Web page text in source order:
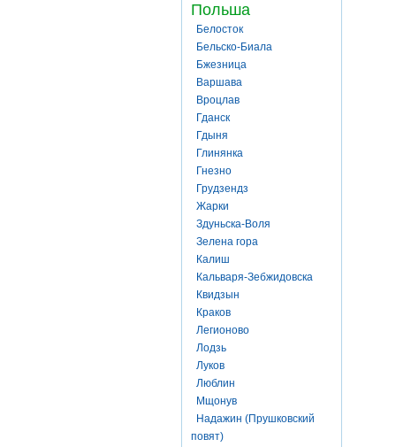
Польша
Белосток
Бельско-Биала
Бжезница
Варшава
Вроцлав
Гданск
Гдыня
Глинянка
Гнезно
Грудзендз
Жарки
Здуньска-Воля
Зелена гора
Калиш
Кальваря-Зебжидовска
Квидзын
Краков
Легионово
Лодзь
Луков
Люблин
Мщонув
Надажин (Прушковский
повят)